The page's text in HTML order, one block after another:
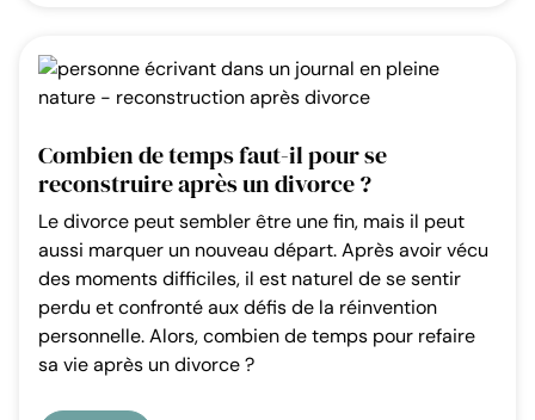
Combien de temps faut-il pour se
reconstruire après un divorce ?
Le divorce peut sembler être une fin, mais il peut
aussi marquer un nouveau départ. Après avoir vécu
des moments difficiles, il est naturel de se sentir
perdu et confronté aux défis de la réinvention
personnelle. Alors, combien de temps pour refaire
sa vie après un divorce ?